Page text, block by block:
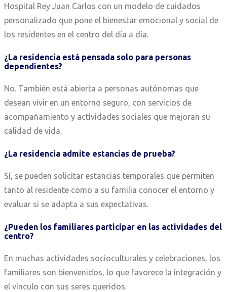
Hospital Rey Juan Carlos con un modelo de cuidados
personalizado que pone el bienestar emocional y social de
los residentes en el centro del día a día.
¿La residencia está pensada solo para personas
dependientes?
No. También está abierta a personas autónomas que
desean vivir en un entorno seguro, con servicios de
acompañamiento y actividades sociales que mejoran su
calidad de vida.
¿La residencia admite estancias de prueba?
Sí, se pueden solicitar estancias temporales que permiten
tanto al residente como a su familia conocer el entorno y
evaluar si se adapta a sus expectativas.
¿Pueden los familiares participar en las actividades del
centro?
En muchas actividades socioculturales y celebraciones, los
familiares son bienvenidos, lo que favorece la integración y
el vínculo con sus seres queridos.